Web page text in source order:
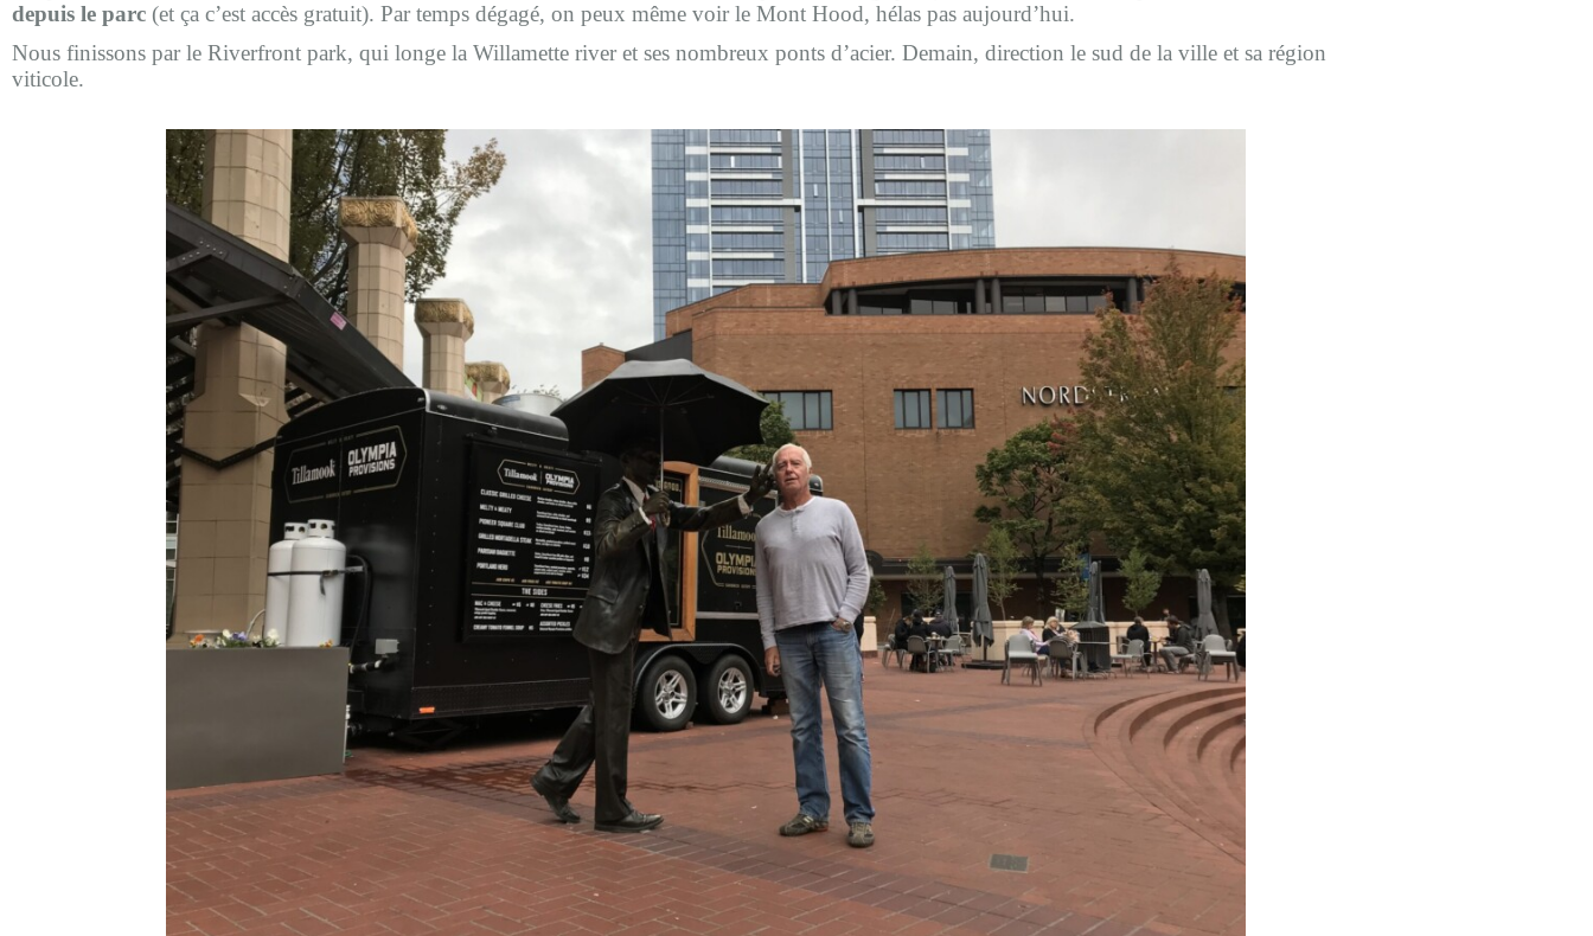
depuis le parc (et ça c’est accès gratuit). Par temps dégagé, on peux même voir le Mont Hood, hélas pas aujourd’hui.
Nous finissons par le Riverfront park, qui longe la Willamette river et ses nombreux ponts d’acier. Demain, direction le sud de la ville et sa région
viticole.